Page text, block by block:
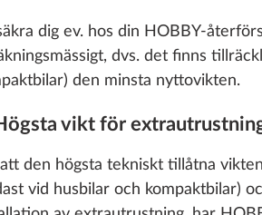
dig ev. hos din HOBBY-
dvs. det finns
den minsta nyttovikten.
vikt för
att den högsta tekniskt tillåtna
vid husbilar och kompaktbilar)